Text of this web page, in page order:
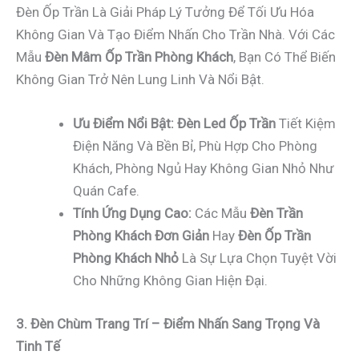
Đèn Ốp Trần Là Giải Pháp Lý Tưởng Để Tối Ưu Hóa
Không Gian Và Tạo Điểm Nhấn Cho Trần Nhà. Với Các
Mẫu Đèn Mâm Ốp Trần Phòng Khách, Bạn Có Thể Biến
Không Gian Trở Nên Lung Linh Và Nổi Bật.
Ưu Điểm Nổi Bật: Đèn Led Ốp Trần Tiết Kiệm
Điện Năng Và Bền Bỉ, Phù Hợp Cho Phòng
Khách, Phòng Ngủ Hay Không Gian Nhỏ Như
Quán Cafe.
Tính Ứng Dụng Cao: Các Mẫu Đèn Trần
Phòng Khách Đơn Giản Hay Đèn Ốp Trần
Phòng Khách Nhỏ Là Sự Lựa Chọn Tuyệt Vời
Cho Những Không Gian Hiện Đại.
3. Đèn Chùm Trang Trí – Điểm Nhấn Sang Trọng Và
Tinh Tế